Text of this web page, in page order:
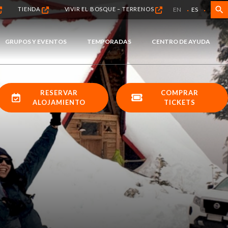
TIENDA VIVIR EL BOSQUE – TERRENOS EN · ES · search
GRUPOS Y EVENTOS TEMPORADAS CENTRO DE AYUDA
RESERVAR
ALOJAMIENTO
COMPRAR
TICKETS